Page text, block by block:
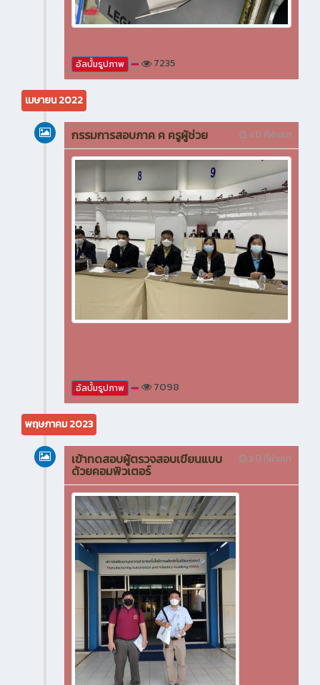
อัลบั้มรูปภาพ 7235
เมษายน 2022
4 ปี ที่ผ่านมา
กรรมการสอบภาค ค ครูผู้ช่วย
อัลบั้มรูปภาพ 7098
พฤษภาคม 2023
3 ปี ที่ผ่านมา
เข้าทดสอบผู้ตรวจสอบเขียนแบบ
ด้วยคอมพิวเตอร์